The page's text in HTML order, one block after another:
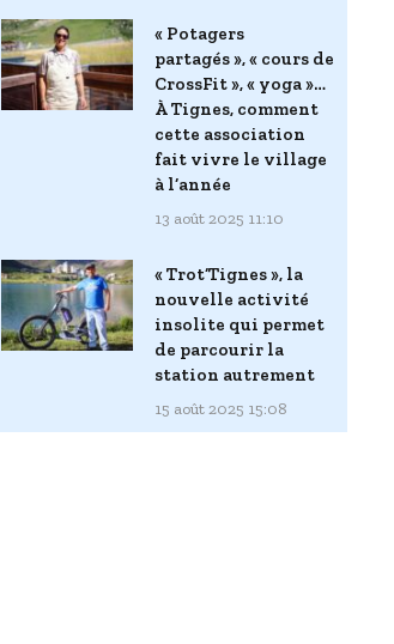
« Potagers
partagés », « cours de
CrossFit », « yoga »…
À Tignes, comment
cette association
fait vivre le village
à l’année
13 août 2025 11:10
« Trot’Tignes », la
nouvelle activité
insolite qui permet
de parcourir la
station autrement
15 août 2025 15:08